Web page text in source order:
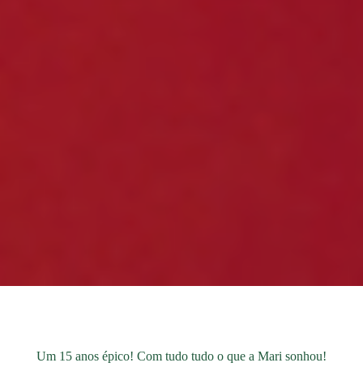
Um 15 anos épico! Com tudo tudo o que a Mari sonhou!